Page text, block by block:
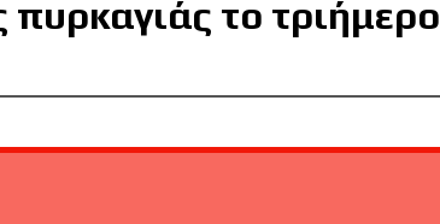
πυρκαγιάς το τριήμερο